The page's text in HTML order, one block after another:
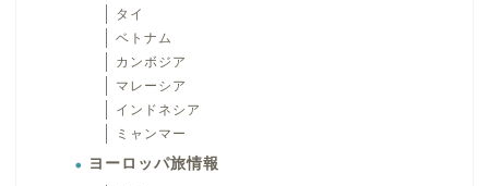
タイ
ベトナム
カンボジア
マレーシア
インドネシア
ミャンマー
ヨーロッパ旅情報